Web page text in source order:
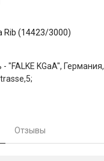
Rib (14423/3000)
- "FALKE KGaA", Германия,
Отзывы